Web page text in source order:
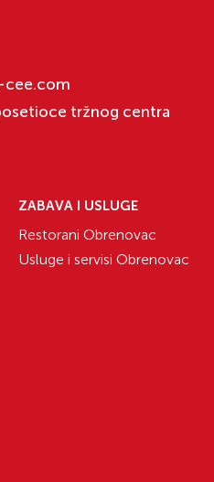
cee.com
tržnog centra
ZABAVA I USLUGE
Restorani Obrenovac
Usluge i servisi Obrenovac